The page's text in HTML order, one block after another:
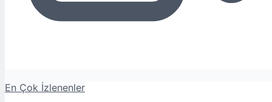
En Çok İzlenenler